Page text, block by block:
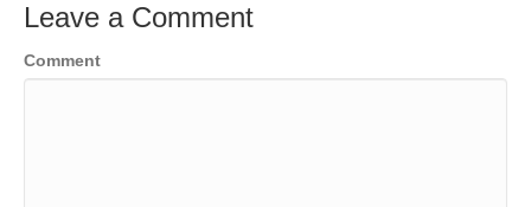
Leave a Comment
Comment